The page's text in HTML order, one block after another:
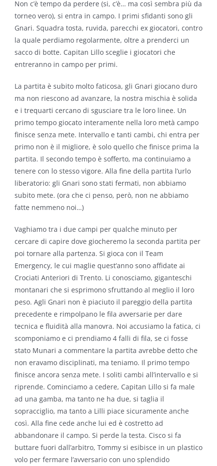
Non c’è tempo da perdere (si, c’è… ma così sembra più da
torneo vero), si entra in campo. I primi sfidanti sono gli
Gnari. Squadra tosta, ruvida, parecchi ex giocatori, contro
la quale perdiamo regolarmente, oltre a prenderci un
sacco di botte. Capitan Lillo sceglie i giocatori che
entreranno in campo per primi.
La partita è subito molto faticosa, gli Gnari giocano duro
ma non riescono ad avanzare, la nostra mischia è solida
e i trequarti cercano di sgusciare tra le loro linee. Un
primo tempo giocato interamente nella loro metà campo
finisce senza mete. Intervallo e tanti cambi, chi entra per
primo non è il migliore, è solo quello che finisce prima la
partita. Il secondo tempo è sofferto, ma continuiamo a
tenere con lo stesso vigore. Alla fine della partita l’urlo
liberatorio: gli Gnari sono stati fermati, non abbiamo
subito mete. (ora che ci penso, però, non ne abbiamo
fatte nemmeno noi…)
Vaghiamo tra i due campi per qualche minuto per
cercare di capire dove giocheremo la seconda partita per
poi tornare alla partenza. Si gioca con il Team
Emergency, le cui maglie quest’anno sono affidate ai
Crociati Anteriori di Trento. Li conosciamo, giganteschi
montanari che si esprimono sfruttando al meglio il loro
peso. Agli Gnari non è piaciuto il pareggio della partita
precedente e rimpolpano le fila avversarie per dare
tecnica e fluidità alla manovra. Noi accusiamo la fatica, ci
scomponiamo e ci prendiamo 4 falli di fila, se ci fosse
stato Munari a commentare la partita avrebbe detto che
non eravamo disciplinati, ma teniamo. Il primo tempo
finisce ancora senza mete. I soliti cambi all’intervallo e si
riprende. Cominciamo a cedere, Capitan Lillo si fa male
ad una gamba, ma tanto ne ha due, si taglia il
sopracciglio, ma tanto a Lilli piace sicuramente anche
così. Alla fine cede anche lui ed è costretto ad
abbandonare il campo. Si perde la testa. Cisco si fa
buttare fuori dall’arbitro, Tommy si esibisce in un plastico
volo per fermare l’avversario con uno splendido